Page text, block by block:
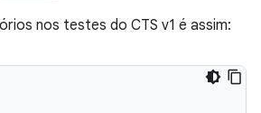
nos testes do CTS v1 é assim: